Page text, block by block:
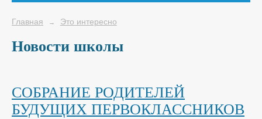
Главная → Это интересно
Новости школы
СОБРАНИЕ РОДИТЕЛЕЙ
БУДУЩИХ ПЕРВОКЛАССНИКОВ